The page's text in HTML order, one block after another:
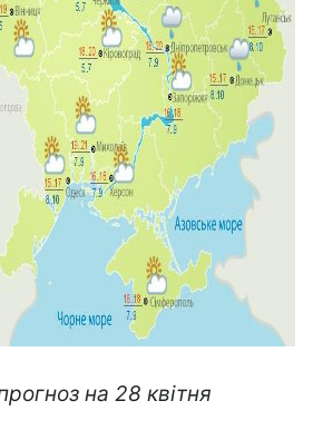
на 28 квітня